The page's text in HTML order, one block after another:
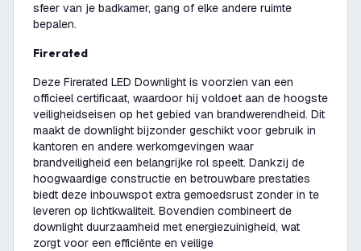
sfeer van je badkamer, gang of elke andere ruimte
bepalen.
Firerated
Deze Firerated LED Downlight is voorzien van een
officieel certificaat, waardoor hij voldoet aan de hoogste
veiligheidseisen op het gebied van brandwerendheid. Dit
maakt de downlight bijzonder geschikt voor gebruik in
kantoren en andere werkomgevingen waar
brandveiligheid een belangrijke rol speelt. Dankzij de
hoogwaardige constructie en betrouwbare prestaties
biedt deze inbouwspot extra gemoedsrust zonder in te
leveren op lichtkwaliteit. Bovendien combineert de
downlight duurzaamheid met energiezuinigheid, wat
zorgt voor een efficiënte en veilige